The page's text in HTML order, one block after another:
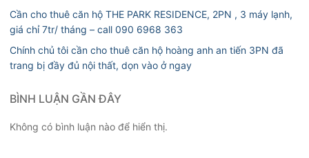
Cần cho thuê căn hộ THE PARK RESIDENCE, 2PN , 3 máy lạnh,
giá chỉ 7tr/ tháng – call 090 6968 363
Chính chủ tôi cần cho thuê căn hộ hoàng anh an tiến 3PN đã
trang bị đầy đủ nội thất, dọn vào ở ngay
BÌNH LUẬN GẦN ĐÂY
Không có bình luận nào để hiển thị.